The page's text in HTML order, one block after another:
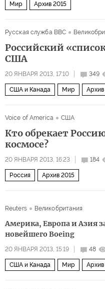
Мир Архив 2015
Русская служба BBC
Российский
США
20 ЯНВАРЯ 2013, 17:10 349
США и Канада Мир Архив
Voice of America США
Кто обрекает
космосе?
20 ЯНВАРЯ 2013, 16:23 184
Россия Архив 2015
Reuters Великобритания
Америка, Европа и Азия
новейшего Boeing
20 ЯНВАРЯ 2013, 15:19 48
США и Канада Мир Архив